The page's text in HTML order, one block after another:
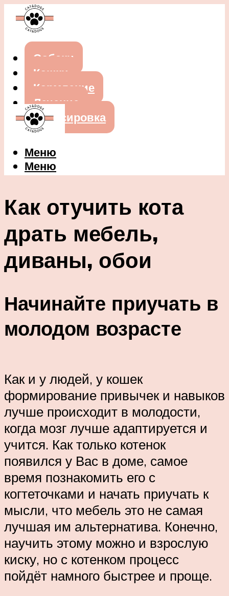
Собаки
Кошки
Кормление
Лечение
Дрессировка
Меню
Меню
Как отучить кота
драть мебель,
диваны, обои
Начинайте приучать в
молодом возрасте
Как и у людей, у кошек
формирование привычек и навыков
лучше происходит в молодости,
когда мозг лучше адаптируется и
учится. Как только котенок
появился у Вас в доме, самое
время познакомить его с
когтеточками и начать приучать к
мысли, что мебель это не самая
лучшая им альтернатива. Конечно,
научить этому можно и взрослую
киску, но с котенком процесс
пойдёт намного быстрее и проще.